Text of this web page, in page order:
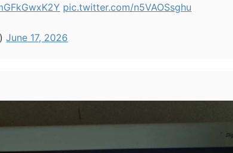
pic.twitter.com/n5VAOSsghu
June 17, 2026